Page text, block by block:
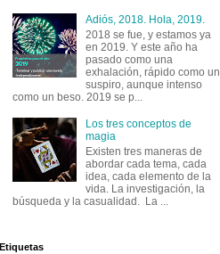
Adiós, 2018. Hola, 2019.
2018 se fue, y estamos ya
en 2019. Y este año ha
pasado como una
exhalación, rápido como un
suspiro, aunque intenso
como un beso. 2019 se p...
Los tres conceptos de
magia
Existen tres maneras de
abordar cada tema, cada
idea, cada elemento de la
vida. La investigación, la
búsqueda y la casualidad. La ...
Etiquetas